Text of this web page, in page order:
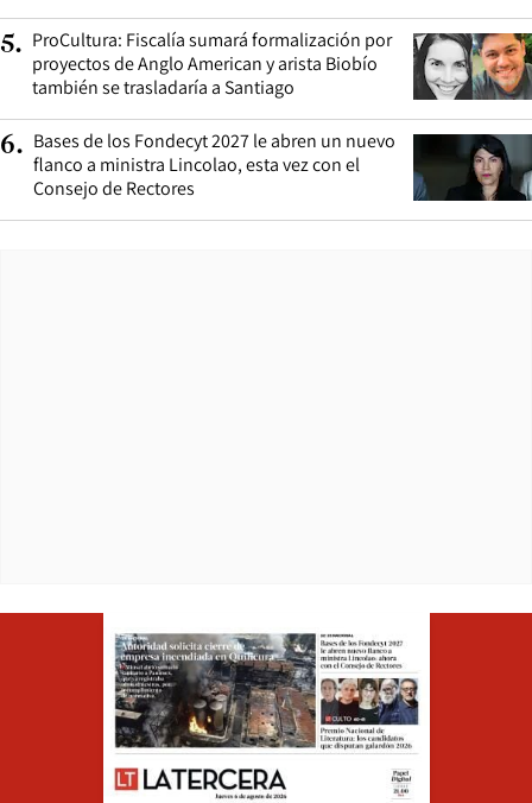
5. ProCultura: Fiscalía sumará formalización por
proyectos de Anglo American y arista Biobío
también se trasladaría a Santiago
6. Bases de los Fondecyt 2027 le abren un nuevo
flanco a ministra Lincolao, esta vez con el
Consejo de Rectores